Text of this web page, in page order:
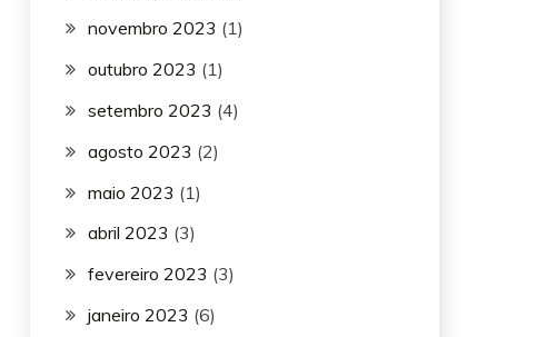
novembro 2023 (1)
outubro 2023 (1)
setembro 2023 (4)
agosto 2023 (2)
maio 2023 (1)
abril 2023 (3)
fevereiro 2023 (3)
janeiro 2023 (6)